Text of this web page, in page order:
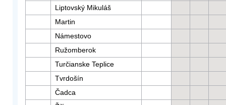
Liptovský Mikuláš
Martin
Námestovo
Ružomberok
Turčianske Teplice
Tvrdošín
Čadca